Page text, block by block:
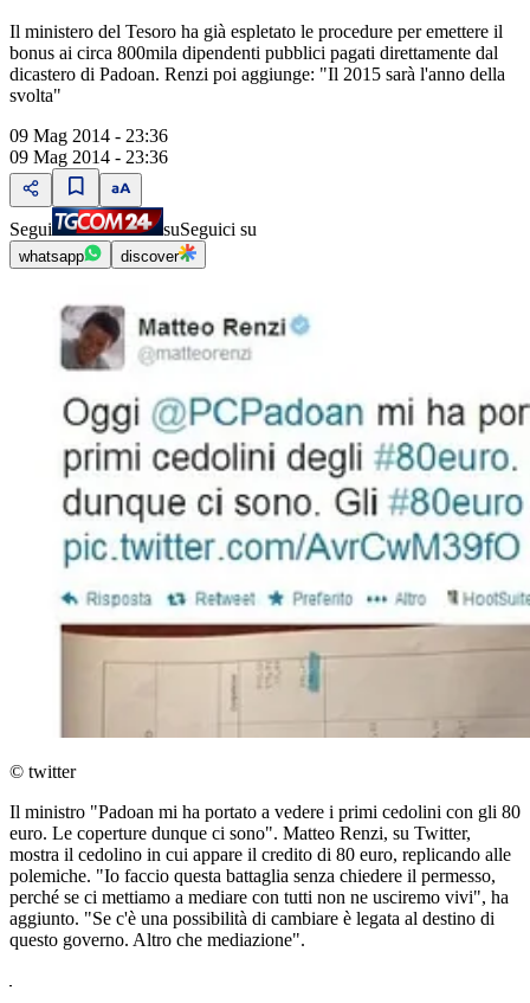
Il ministero del Tesoro ha già espletato le procedure per emettere il
bonus ai circa 800mila dipendenti pubblici pagati direttamente dal
dicastero di Padoan. Renzi poi aggiunge: "Il 2015 sarà l'anno della
svolta"
09 Mag 2014 - 23:36
09 Mag 2014 - 23:36
Segui suSeguici su
whatsapp discover
© twitter
Il ministro "Padoan mi ha portato a vedere i primi cedolini con gli 80
euro. Le coperture dunque ci sono". Matteo Renzi, su Twitter,
mostra il cedolino in cui appare il credito di 80 euro, replicando alle
polemiche. "Io faccio questa battaglia senza chiedere il permesso,
perché se ci mettiamo a mediare con tutti non ne usciremo vivi", ha
aggiunto. "Se c'è una possibilità di cambiare è legata al destino di
questo governo. Altro che mediazione".